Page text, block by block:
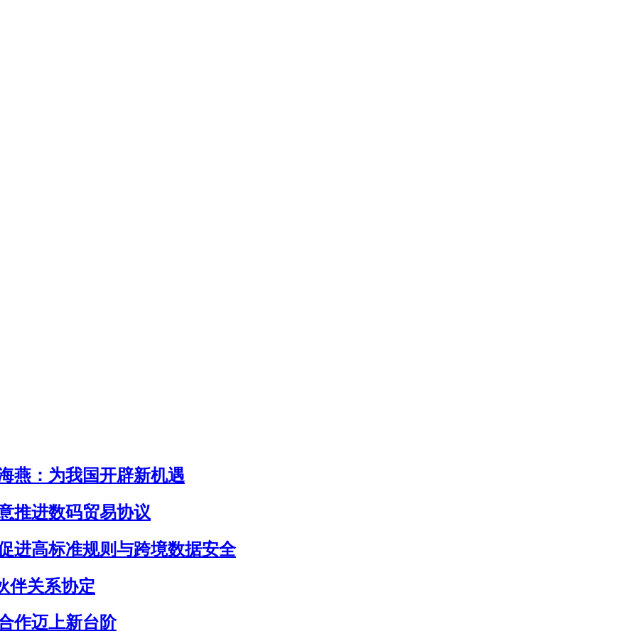
燕：为我国开辟新机遇
推进数码贸易协议
进高标准规则与跨境数据安全
伴关系协定
作迈上新台阶